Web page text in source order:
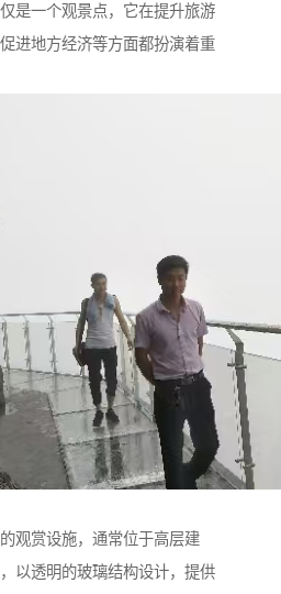
是一个观景点，它在提升旅游
进地方经济等方面都扮演着重
观赏设施，通常位于高层建
以透明的玻璃结构设计，提供